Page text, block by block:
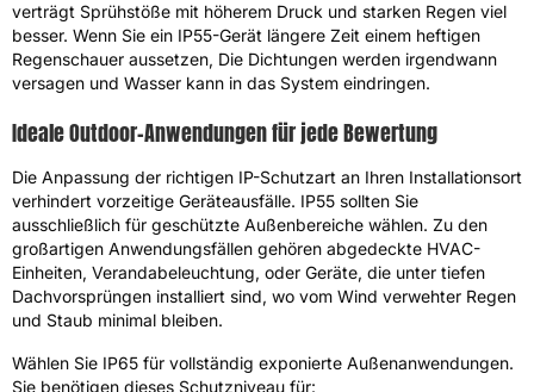
verträgt Sprühstöße mit höherem Druck und starken Regen viel
besser. Wenn Sie ein IP55-Gerät längere Zeit einem heftigen
Regenschauer aussetzen, Die Dichtungen werden irgendwann
versagen und Wasser kann in das System eindringen.
Ideale Outdoor-Anwendungen für jede Bewertung
Die Anpassung der richtigen IP-Schutzart an Ihren Installationsort
verhindert vorzeitige Geräteausfälle. IP55 sollten Sie
ausschließlich für geschützte Außenbereiche wählen. Zu den
großartigen Anwendungsfällen gehören abgedeckte HVAC-
Einheiten, Verandabeleuchtung, oder Geräte, die unter tiefen
Dachvorsprüngen installiert sind, wo vom Wind verwehter Regen
und Staub minimal bleiben.
Wählen Sie IP65 für vollständig exponierte Außenanwendungen.
Sie benötigen dieses Schutzniveau für: